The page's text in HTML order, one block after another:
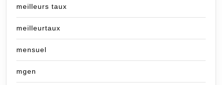
meilleurs taux
meilleurtaux
mensuel
mgen